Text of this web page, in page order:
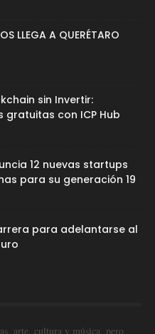
LLEGA A QUERÉTARO
sin Invertir:
gratuitas con ICP Hub
12 nuevas startups
para su generación 19
para adelantarse al
arte, cultura y música, pero